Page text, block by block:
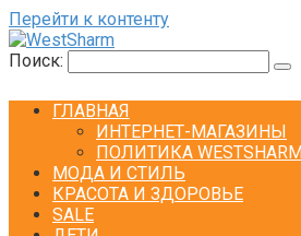
Перейти к контенту
Поиск:
ГЛАВНАЯ
ИНТЕРНЕТ-МАГАЗИНЫ
ПОЛИТИКА
МОДА И СТИЛЬ
КРАСОТА И ЗДОРОВЬЕ
SALE